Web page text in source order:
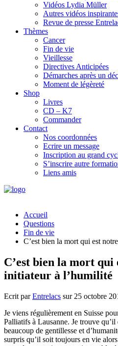
Vidéos Lydia Müller
Autres vidéos
Revue de presse
Thèmes
Cancer
Fin de vie
Vieillesse
Directives Anticipées
Démarches après un
Moment de légèreté
Shop
Livres
CD – K7
Commander
Contact
Nos coordonnées
Ecrire un message
Inscription au grand
S’inscrire autre
Liens amis
Accueil
Questions
Fin de vie
C’est bien la mort qui est
C’est bien la mort
initiateur à l’humilité
Ecrit parEntrelacs sur 25 octobre
Je viens régulièrement en Suisse
Palliatifs à Lausanne. Je trouve qu’il
beaucoup de gentillesse et
surpris qu’il soit toujours en vie